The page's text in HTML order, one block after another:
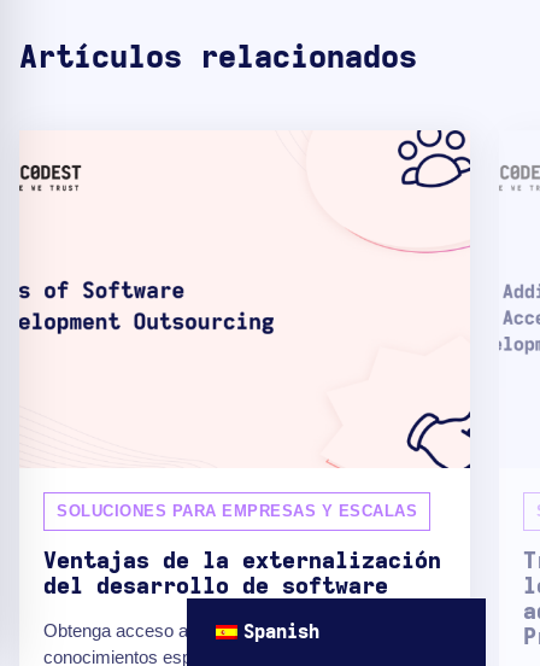
Artículos relacionados
SOLUCIONES PARA EMPRESAS Y ESCALAS
Ventajas de la externalización
del desarrollo de software
Obtenga acceso a profesionales con experiencia y
conocimientos especializados para aprovechar las
Spanish